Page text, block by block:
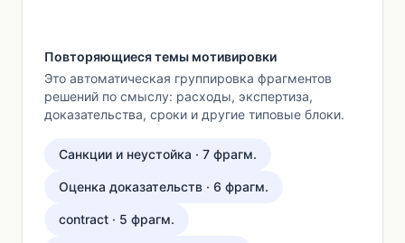
Повторяющиеся темы мотивировки
Это автоматическая группировка фрагментов
решений по смыслу: расходы, экспертиза,
доказательства, сроки и другие типовые блоки.
Санкции и неустойка · 7 фрагм.
Оценка доказательств · 6 фрагм.
contract · 5 фрагм.